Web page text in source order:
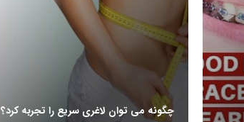
چگونه می توان لاغری سریع را تجربه کرد؟